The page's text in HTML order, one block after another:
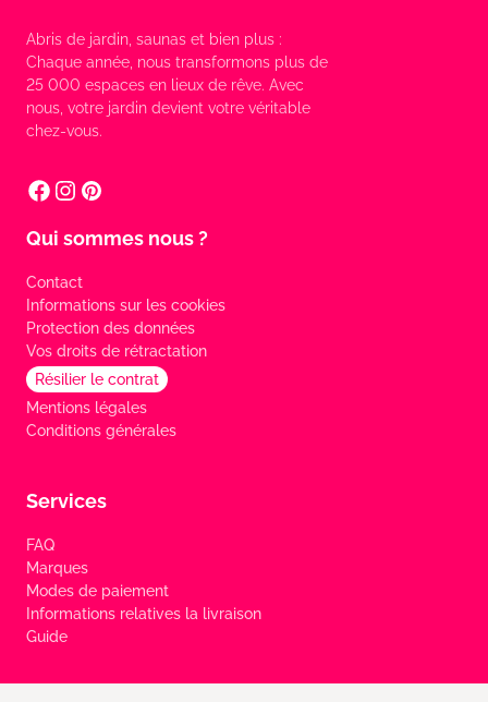
Abris de jardin, saunas et bien plus :
Chaque année, nous transformons plus de
25 000 espaces en lieux de rêve. Avec
nous, votre jardin devient votre véritable
chez-vous.
Qui sommes nous ?
Contact
Informations sur les cookies
Protection des données
Vos droits de rétractation
Résilier le contrat
Mentions légales
Conditions générales
Services
FAQ
Marques
Modes de paiement
Informations relatives la livraison
Guide